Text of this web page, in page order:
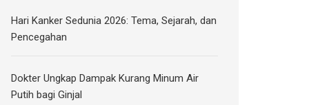
Hari Kanker Sedunia 2026: Tema, Sejarah, dan
Pencegahan
Dokter Ungkap Dampak Kurang Minum Air
Putih bagi Ginjal